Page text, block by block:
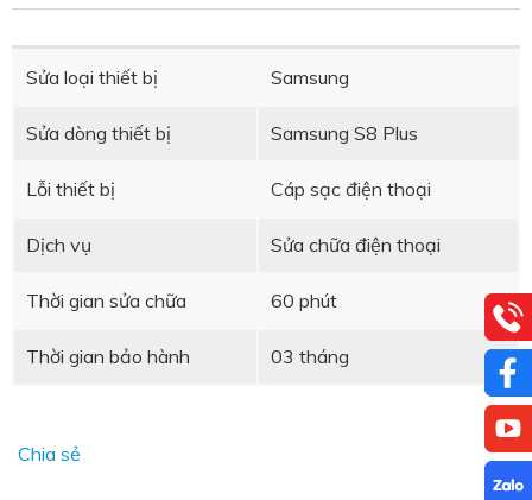
Sửa loại thiết bị Samsung
Sửa dòng thiết bị Samsung S8 Plus
Lỗi thiết bị Cáp sạc điện thoại
Dịch vụ Sửa chữa điện thoại
Thời gian sửa chữa 60 phút
Thời gian bảo hành 03 tháng
Chia sẻ